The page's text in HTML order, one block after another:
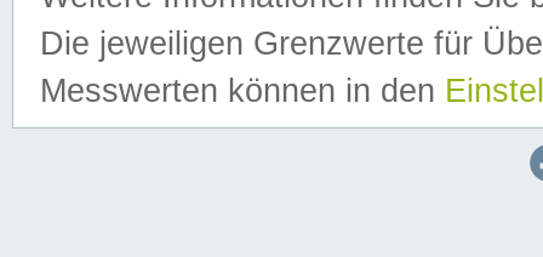
Die jeweiligen Grenzwerte für
Messwerten können in den